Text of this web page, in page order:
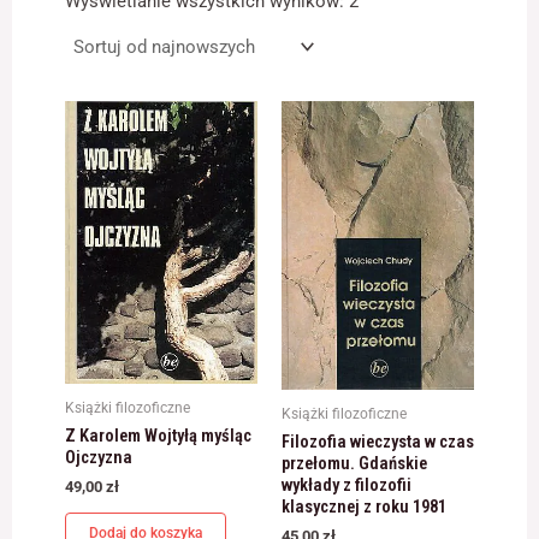
Książki filozoficzne
Z Karolem Wojtyłą myśląc
Ojczyzna
49,00 zł
Dodaj do koszyka
Książki filozoficzne
Filozofia wieczysta w czas
przełomu. Gdańskie
wykłady z filozofii
klasycznej z roku 1981
Konieczne
Te pliki cookie
nie są
opcjonalne. Są
one potrzebne
funkcjonowania
strony
internetowej.
Statystyka
Abyśmy mogli
poprawić
funkcjonalność
i strukturę
strony
internetowej,
na podstawie
tego, jak strona